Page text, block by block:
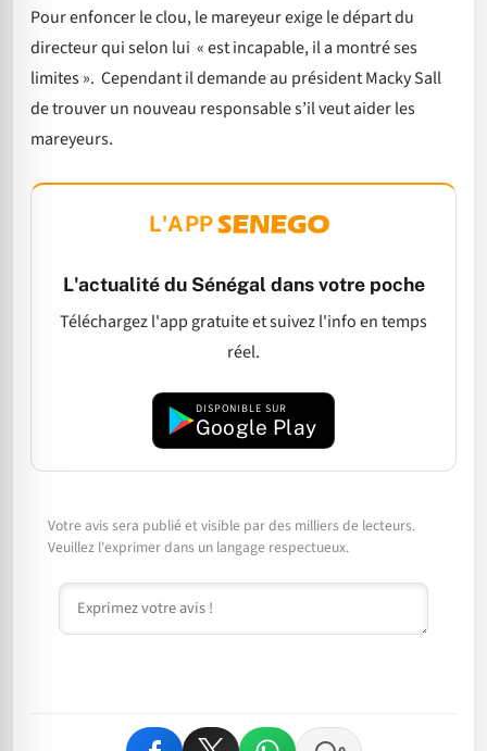
Pour enfoncer le clou, le mareyeur exige le départ du
directeur qui selon lui « est incapable, il a montré ses
limites ». Cependant il demande au président Macky Sall
de trouver un nouveau responsable s’il veut aider les
mareyeurs.
L'APP
L'actualité du Sénégal dans votre poche
Téléchargez l'app gratuite et suivez l'info en temps
réel.
DISPONIBLE SUR
Google Play
Votre avis sera publié et visible par des milliers de lecteurs.
Veuillez l'exprimer dans un langage respectueux.
Commentaire